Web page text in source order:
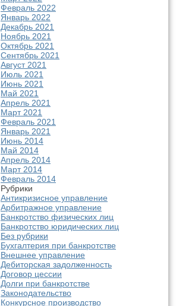
Февраль 2022
Январь 2022
Декабрь 2021
Ноябрь 2021
Октябрь 2021
Сентябрь 2021
Август 2021
Июль 2021
Июнь 2021
Май 2021
Апрель 2021
Март 2021
Февраль 2021
Январь 2021
Июнь 2014
Май 2014
Апрель 2014
Март 2014
Февраль 2014
Рубрики
Антикризисное управление
Арбитражное управление
Банкротство физических лиц
Банкротство юридических лиц
Без рубрики
Бухгалтерия при банкротстве
Внешнее управление
Дебиторская задолженность
Договор цессии
Долги при банкротстве
Законодательство
Конкурсное производство